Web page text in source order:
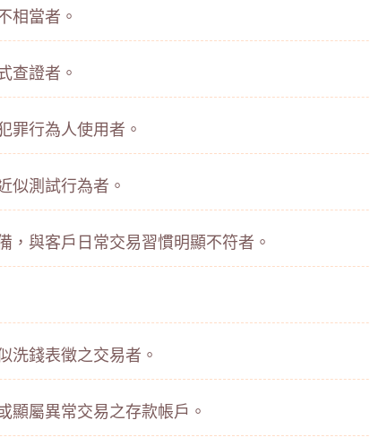
相當者。
查證者。
罪行為人使用者。
似測試行為者。
，與客戶日常交易習慣明顯不符者。
洗錢表徵之交易者。
顯屬異常交易之存款帳戶。